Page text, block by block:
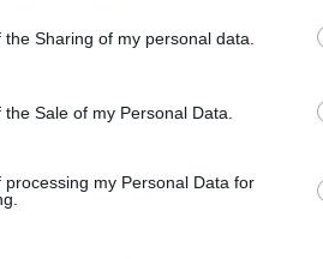
Sharing of my personal data.
Sale of my Personal Data.
my Personal Data for